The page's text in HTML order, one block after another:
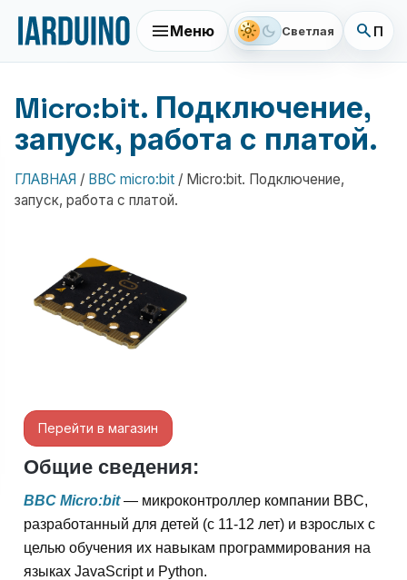
menuМеню light_mode dark_mode Светлая search
Micro:bit. Подключение,
запуск, работа с платой.
ГЛАВНАЯ / BBC micro:bit / Micro:bit. Подключение,
запуск, работа с платой.
Перейти в магазин
Общие сведения:
BBC Micro:bit— микроконтроллер компании BBC,
разработанный для детей (с 11-12 лет) и взрослых с
целью обучения их навыкам программирования на
языках JavaScript и Python.